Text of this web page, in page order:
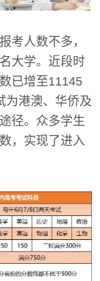
考人数不多，
大学。近段时
已增至11145
为港澳、华侨及
径。众多学生
，实现了进入